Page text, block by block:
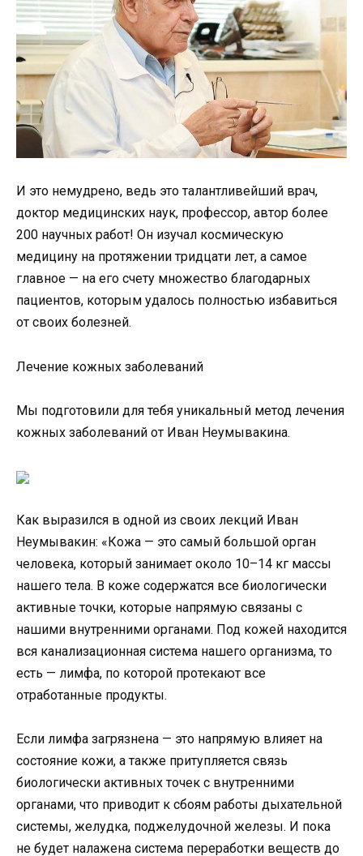
И это немудрено, ведь это талантливейший врач,
доктор медицинских наук, профессор, автор более
200 научных работ! Он изучал космическую
медицину на протяжении тридцати лет, а самое
главное — на его счету множество благодарных
пациентов, которым удалось полностью избавиться
от своих болезней.
Лечение кожных заболеваний
Мы подготовили для тебя уникальный метод лечения
кожных заболеваний от Иван Неумывакина.
Как выразился в одной из своих лекций Иван
Неумывакин: «Кожа — это самый большой орган
человека, который занимает около 10–14 кг массы
нашего тела. В коже содержатся все биологически
активные точки, которые напрямую связаны с
нашими внутренними органами. Под кожей находится
вся канализационная система нашего организма, то
есть — лимфа, по которой протекают все
отработанные продукты.
Если лимфа загрязнена — это напрямую влияет на
состояние кожи, а также притупляется связь
биологически активных точек с внутренними
органами, что приводит к сбоям работы дыхательной
системы, желудка, поджелудочной железы. И пока
не будет налажена система переработки веществ до